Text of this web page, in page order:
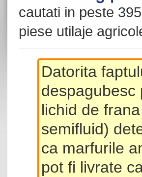
cautati in peste
piese utilaje
Datorita
despagubesc
lichid de
semifluid)
ca marfurile
pot fi livrate